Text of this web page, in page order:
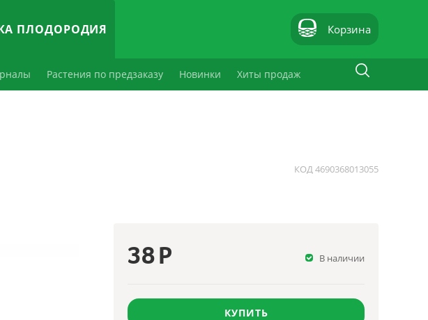
ПЛОДОРОДИЯ Корзина
Растения по предзаказу Новинки Хиты продаж
КОД4690368013055
38Р В наличии
КУПИТЬ